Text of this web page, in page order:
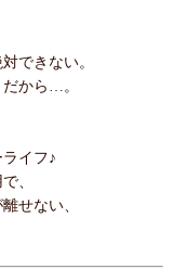
できない。
から…。
イフ♪
、
せない、